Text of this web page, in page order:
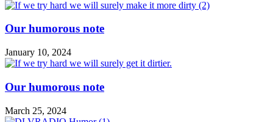
Our humorous note
January 10, 2024
Our humorous note
March 25, 2024